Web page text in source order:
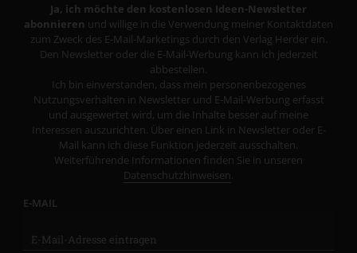
Ja, ich möchte den kostenlosen Ideen-Newsletter
abonnieren und willige in die Verwendung meiner Kontaktdaten
zum Zweck des E-Mail-Marketings durch den Verlag Herder ein.
Den Newsletter oder die E-Mail-Werbung kann ich jederzeit
abbestellen.
Ich bin einverstanden, dass mein personenbezogenes
Nutzungsverhalten in Newsletter und E-Mail-Werbung erfasst
und ausgewertet wird, um die Inhalte besser auf meine
Interessen auszurichten. Über einen Link in Newsletter oder E-
Mail kann ich diese Funktion jederzeit ausschalten.
Weiterführende Informationen finden Sie in unseren
Datenschutzhinweisen.
E-MAIL